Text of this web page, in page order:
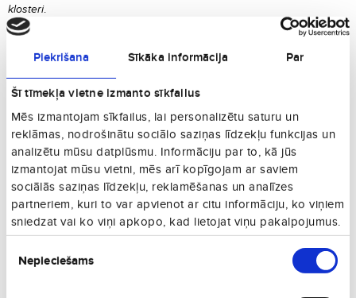
Piekrišana Sīkāka informācija Par
Šī tīmekļa vietne izmanto sīkfailus
Mēs izmantojam sīkfailus, lai personalizētu saturu un
reklāmas, nodrošinātu sociālo saziņas līdzekļu funkcijas un
analizētu mūsu datplūsmu. Informāciju par to, kā jūs
izmantojat mūsu vietni, mēs arī kopīgojam ar saviem
sociālās saziņas līdzekļu, reklamēšanas un analīzes
partneriem, kuri to var apvienot ar citu informāciju, ko viņiem
sniedzat vai ko viņi apkopo, kad lietojat viņu pakalpojumus.
izvēle
Nepieciešams
klosteri.
Mozeles ieleja:
Slavens vīna reģions ar degustācijām un vīna
Ekternaha:Vecākā pilsēta valstī arEkternahas abatiju
un pastaigu
takām.
Labākās viesnīcas Luksemburgā
Le Place d'Armes:Luksusa viesnīca pašā pilsētas sirdī.
Melia Luxembourg:Moderns un komfortabls naktsmītnes
komplekss.
Hotel Parc Beaux-Arts:Eleganta viesnīca ar mākslas kolekciju.
Château d'Urspelt :Atjaunota pils ar greznām naktsmītnēm.
Lidojumi un transports Luksemburgā
Luksemburgas lidosta piedāvā starptautiskus lidojumus, un valsts ir
labi savienota ar apkārtējām Eiropas valstīm. Sabiedriskais transports